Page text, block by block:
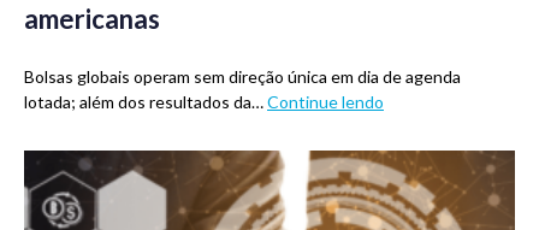
americanas
Bolsas globais operam sem direção única em dia de agenda
lotada; além dos resultados da…Continue lendo